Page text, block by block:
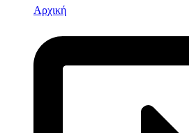
Αρχική